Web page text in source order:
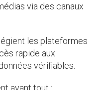
via des canaux
les plateformes
rapide aux
vérifiables.
avant tout :